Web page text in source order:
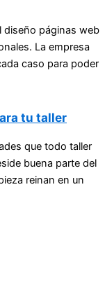
diseño páginas web
La empresa
caso para poder
tu taller
que todo taller
buena parte del
reinan en un